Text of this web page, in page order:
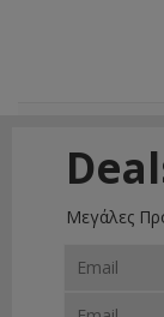
Μεγάλες